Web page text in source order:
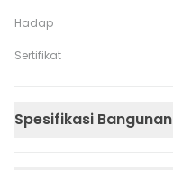
Hadap
Sertifikat
Spesifikasi Bangunan